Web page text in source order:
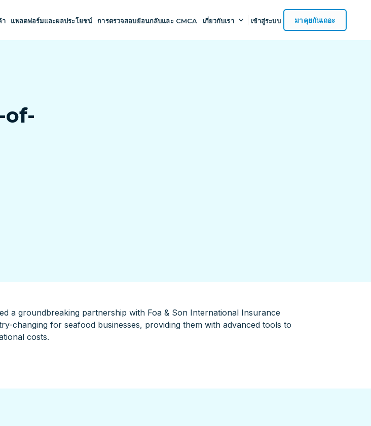
า แพลตฟอร์มและผลประโยชน์ การตรวจสอบย้อนกลับและ CMCA เกี่ยวกับเรา เข้าสู่ระบบ มาคุยกันเถอะ
of-
a groundbreaking partnership with Foa & Son International Insurance
changing for seafood businesses, providing them with advanced tools to
costs.